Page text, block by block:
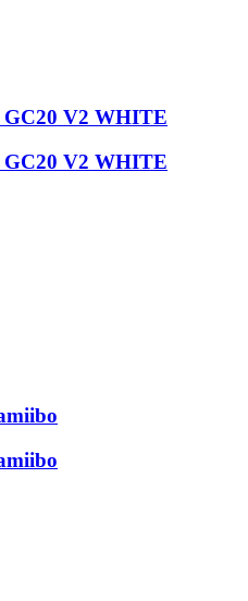
V2 WHITE
V2 WHITE